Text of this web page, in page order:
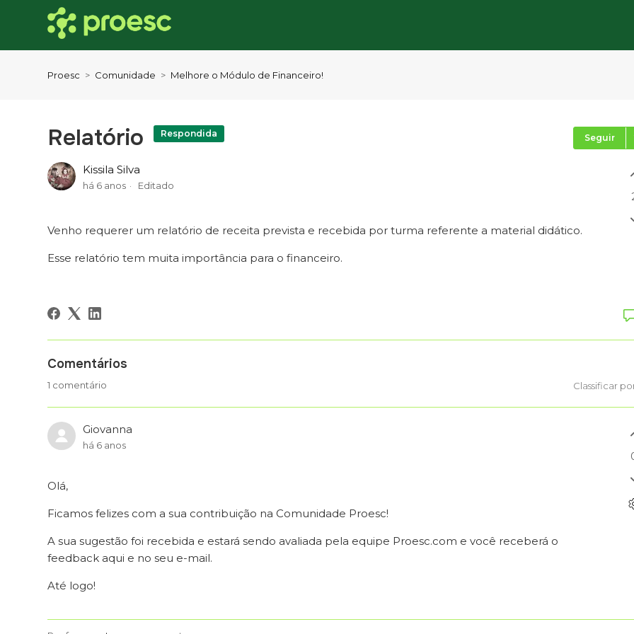
Proesc Comunidade Melhore o Módulo de Financeiro!
Relatório Respondida Seguir
Kissila Silva
há 6 anos Editado
Venho requerer um relatório de receita prevista e recebida por turma referente a material didático.
Esse relatório tem muita importância para o financeiro.
Comentários
1 comentário Classificar
Giovanna
há 6 anos
Olá,
Ficamos felizes com a sua contribuição na Comunidade Proesc!
A sua sugestão foi recebida e estará sendo avaliada pela equipe Proesc.com e você receberá o
feedback aqui e no seu e-mail.
Até logo!